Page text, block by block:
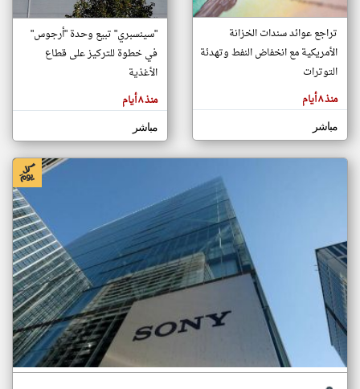
تغيير الدولة
مصادر الأخبار من سلطنة عُمان
اخبار سلطنة عُمان على مدار الساعة
أهم اخبار سلطنة عُمان العاجلة والمباشرة
الموجوده
هنا عن
وجهة
كاتبيها.
تراجع عوائد سندات الخزانة
الأمريكية مع انخفاض النفط وتهدئة
التوترات
منذ ٨ أيام
مباشر
"سينسبري" تبيع وحدة "أرجوس"
في خطوة للتركيز على قطاع
الأغذية
منذ ٨ أيام
مباشر
klyoum.com